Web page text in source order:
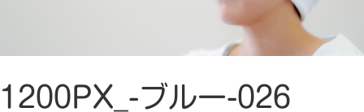
1200PX_-ブルー-026